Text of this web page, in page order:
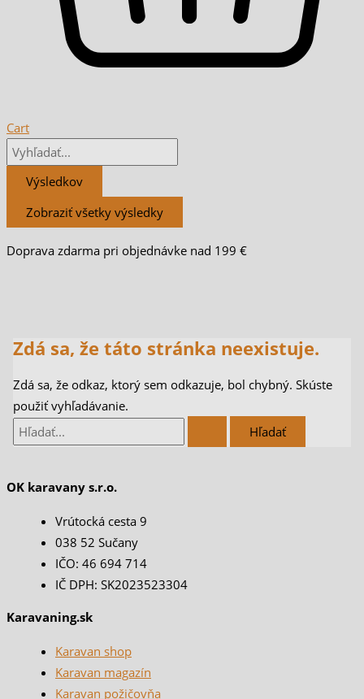
Cart
Výsledkov
Zobraziť všetky výsledky
Doprava zdarma pri objednávke nad 199 €
Zdá sa, že táto stránka neexistuje.
Zdá sa, že odkaz, ktorý sem odkazuje, bol chybný. Skúste
použiť vyhľadávanie.
OK karavany s.r.o.
Vrútocká cesta 9
038 52 Sučany
IČO: 46 694 714
IČ DPH: SK2023523304
Karavaning.sk
Karavan shop
Karavan magazín
Karavan požičovňa